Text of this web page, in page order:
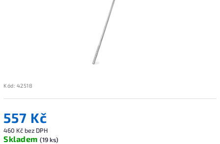
Kód: 42518
557 Kč
460 Kč bez DPH
Skladem (19 ks)